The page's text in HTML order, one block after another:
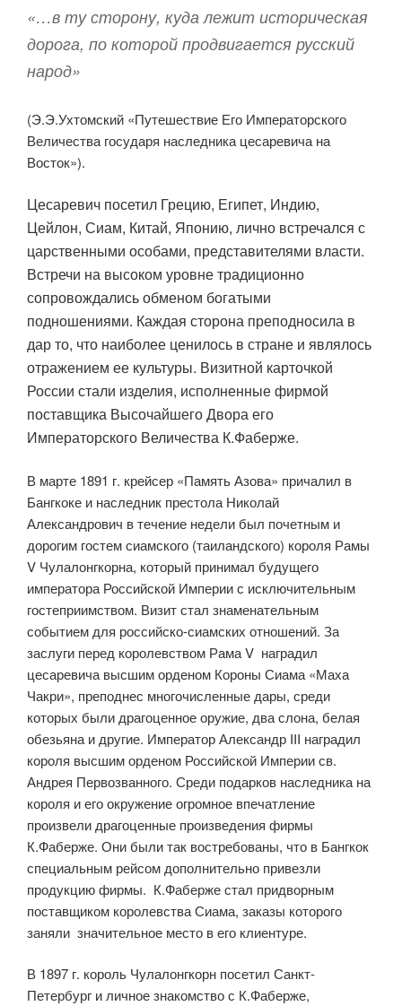
«…в ту сторону, куда лежит историческая
дорога, по которой продвигается русский
народ»
(Э.Э.Ухтомский «Путешествие Его Императорского
Величества государя наследника цесаревича на
Восток»).
Цесаревич посетил Грецию, Египет, Индию,
Цейлон, Сиам, Китай, Японию, лично встречался с
царственными особами, представителями власти.
Встречи на высоком уровне традиционно
сопровождались обменом богатыми
подношениями. Каждая сторона преподносила в
дар то, что наиболее ценилось в стране и являлось
отражением ее культуры. Визитной карточкой
России стали изделия, исполненные фирмой
поставщика Высочайшего Двора его
Императорского Величества К.Фаберже.
В марте 1891 г. крейсер «Память Азова» причалил в
Бангкоке и наследник престола Николай
Александрович в течение недели был почетным и
дорогим гостем сиамского (таиландского) короля Рамы
V Чулалонгкорна, который принимал будущего
императора Российской Империи с исключительным
гостеприимством. Визит стал знаменательным
событием для российско-сиамских отношений. За
заслуги перед королевством Рама V наградил
цесаревича высшим орденом Короны Сиама «Маха
Чакри», преподнес многочисленные дары, среди
которых были драгоценное оружие, два слона, белая
обезьяна и другие. Император Александр III наградил
короля высшим орденом Российской Империи св.
Андрея Первозванного. Среди подарков наследника на
короля и его окружение огромное впечатление
произвели драгоценные произведения фирмы
К.Фаберже. Они были так востребованы, что в Бангкок
специальным рейсом дополнительно привезли
продукцию фирмы. К.Фаберже стал придворным
поставщиком королевства Сиама, заказы которого
заняли значительное место в его клиентуре.
В 1897 г. король Чулалонгкорн посетил Санкт-
Петербург и личное знакомство с К.Фаберже,